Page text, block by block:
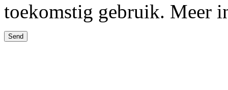
toekomstig gebruik. Meer